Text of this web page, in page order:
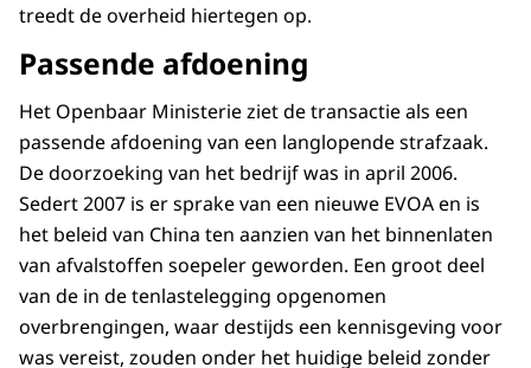
treedt de overheid hiertegen op.
Passende afdoening
Het Openbaar Ministerie ziet de transactie als een
passende afdoening van een langlopende strafzaak.
De doorzoeking van het bedrijf was in april 2006.
Sedert 2007 is er sprake van een nieuwe EVOA en is
het beleid van China ten aanzien van het binnenlaten
van afvalstoffen soepeler geworden. Een groot deel
van de in de tenlastelegging opgenomen
overbrengingen, waar destijds een kennisgeving voor
was vereist, zouden onder het huidige beleid zonder